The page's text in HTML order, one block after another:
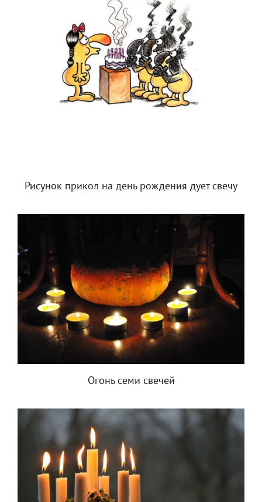
Рисунок прикол на день рождения дует свечу
Огонь семи свечей